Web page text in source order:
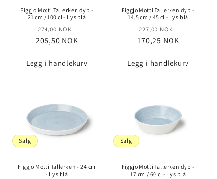
Figgjo Motti Tallerken dyp -
21 cm / 100 cl - Lys blå
Vanlig
pris
274,00 NOK
205,50 NOK
Legg i handlekurv
Figgjo Motti Tallerken dyp -
14.5 cm / 45 cl - Lys blå
Vanlig
pris
227,00 NOK
170,25 NOK
Legg i handlekurv
Salg
Figgjo Motti Tallerken - 24 cm
- Lys blå
Salg
Figgjo Motti Tallerken dyp -
17 cm / 60 cl - Lys blå